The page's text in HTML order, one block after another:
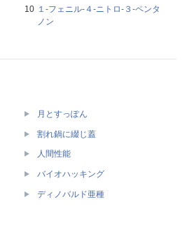
１‐フェニル‐４‐ニトロ‐３‐ペンタ
ノン
月とすっぽん
割れ鍋に綴じ蓋
人間性能
バイオハッキング
ディノバルド亜種